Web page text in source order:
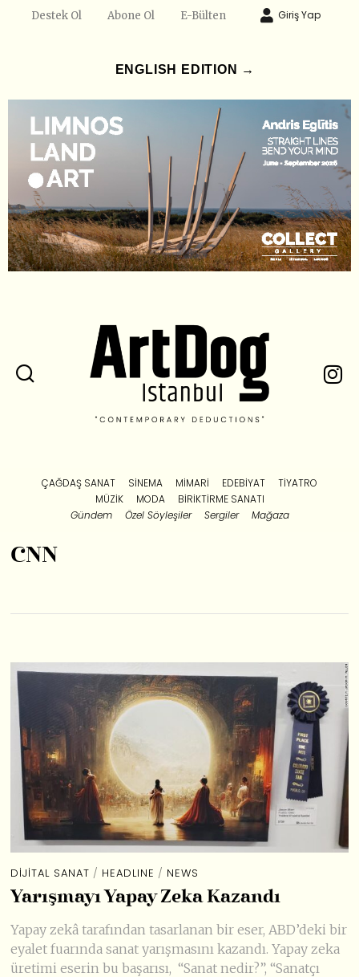
Destek Ol Abone Ol E-Bülten Giriş Yap
ENGLISH EDITION →
ÇAĞDAŞ SANAT SINEMA MIMARI EDEBIYAT
TIYATRO
MÜZIK
MODA
BIRIKTIRME SANATI
Gündem
Özel Söyleşiler Sergiler Mağaza
CNN
DIJITAL SANAT / HEADLINE / NEWS
Yarışmayı Yapay Zeka Kazandı
Yapay zekâ tarafından tasarlanan bir eser, ABD’deki bir
eyalet fuarında sanat yarışmasını kazandı. Yapay zeka
üretimi eserin bu başarısı, “Sanat nedir?”, “Sanatçı